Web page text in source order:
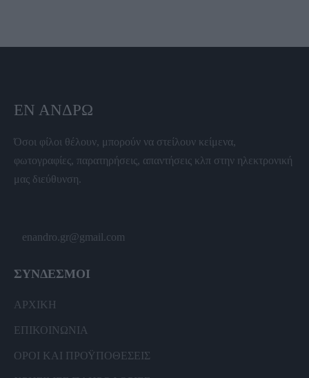
ΕΝ ΆΝΔΡΩ
Όσοι φίλοι θέλουν, μπορούν να στείλουν κείμενα,
φωτογραφίες, παρατηρήσεις, απαντήσεις κλπ στην ηλεκτρονική
μας διεύθυνση.
enandro.gr@gmail.com
ΣΥΝΔΕΣΜΟΙ
ΑΡΧΙΚΗ
ΕΠΙΚΟΙΝΩΝΙΑ
ΟΡΟΙ ΚΑΙ ΠΡΟΫΠΟΘΕΣΕΙΣ